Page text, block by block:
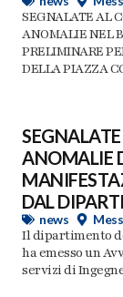
SEGNALATE AL
ANOMALIE NEL
PRELIMINARE
DELLA PIAZZA
ANOMALIE
DAL
news
Il dipartimento
ha emesso un
servizi di